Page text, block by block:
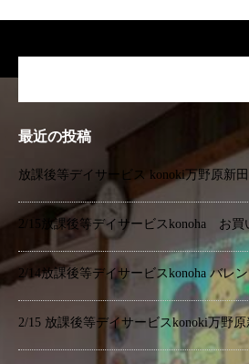
最近の投稿
放課後等デイサービス konoki万野原新
2/15放課後等デイサービスkonoha お買
2/14放課後等デイサービスkonoha バレ
2/15 放課後等デイサービスkonoki万野